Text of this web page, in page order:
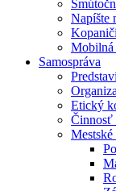
Napíšte
Mobilná
Samospráva
Etický
Činnosť